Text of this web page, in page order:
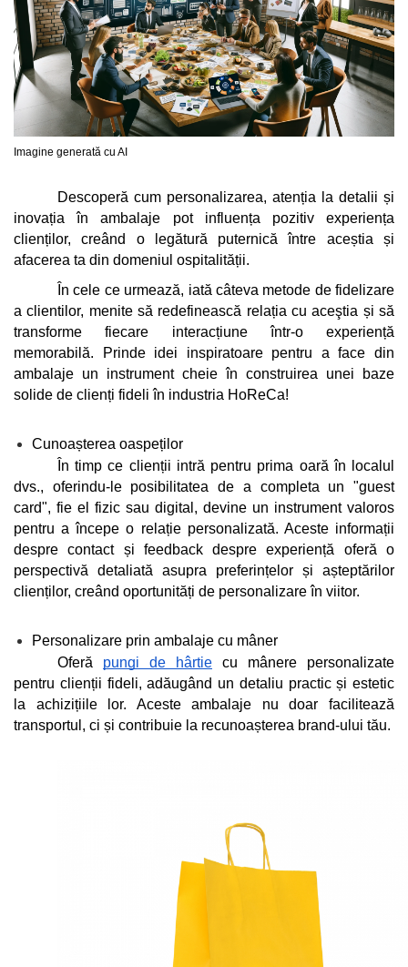
Imagine generată cu AI
Descoperă cum personalizarea, atenția la detalii și
inovația în ambalaje pot influența pozitiv experiența
clienților, creând o legătură puternică între aceștia și
afacerea ta din domeniul ospitalității.
În cele ce urmează, iată câteva metode de fidelizare
a clientilor, menite să redefinească relația cu aceştia și să
transforme fiecare interacțiune într-o experiență
memorabilă. Prinde idei inspiratoare pentru a face din
ambalaje un instrument cheie în construirea unei baze
solide de clienți fideli în industria HoReCa!
Cunoașterea oaspeților
În timp ce clienții intră pentru prima oară în localul
dvs., oferindu-le posibilitatea de a completa un "guest
card", fie el fizic sau digital, devine un instrument valoros
pentru a începe o relație personalizată. Aceste informații
despre contact și feedback despre experiență oferă o
perspectivă detaliată asupra preferințelor și așteptărilor
clienților, creând oportunități de personalizare în viitor.
Personalizare prin ambalaje cu mâner
Oferă pungi de hârtie cu mânere personalizate
pentru clienții fideli, adăugând un detaliu practic și estetic
la achizițiile lor. Aceste ambalaje nu doar facilitează
transportul, ci și contribuie la recunoașterea brand-ului tău.